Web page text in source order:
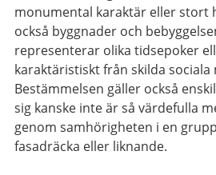
monumental karaktär eller stort
också byggnader och
representerar olika tidsepoker
karaktäristiskt från skilda sociala
Bestämmelsen gäller också
sig kanske inte är så värdefulla
genom samhörigheten i en
fasadräcka eller liknande.